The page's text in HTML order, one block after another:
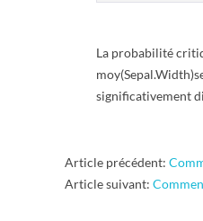
La probabilité
significativement
2015-
07-
Article précédent:
Article suivant: